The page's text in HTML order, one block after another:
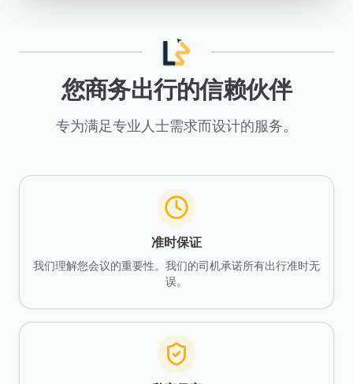
您商务出行的信赖伙伴
专为满足专业人士需求而设计的服务。
准时保证
我们理解您会议的重要性。我们的司机承诺所有出行准时无
误。